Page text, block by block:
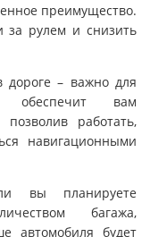
преимущество.
за рулем и снизить
дороге – важно для
обеспечит вам
работать,
навигационными
вы планируете
багажа,
автомобиля будет